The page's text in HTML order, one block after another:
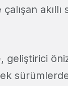
çalışan
geliştirici